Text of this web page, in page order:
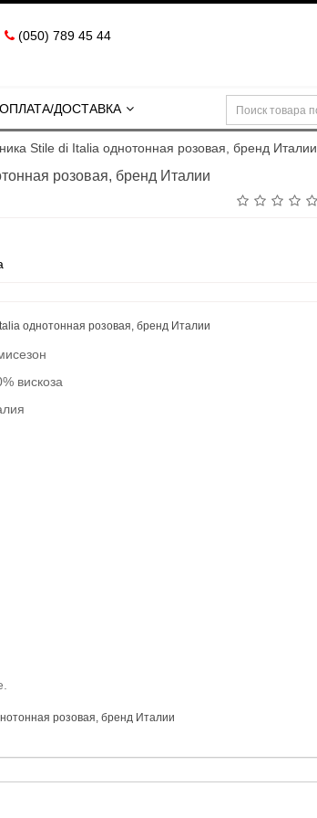
(050) 789 45 44
ОПЛАТА/ДОСТАВКА
Stile di Italia однотонная розовая, бренд Италии
розовая, бренд Италии
однотонная розовая, бренд Италии
вискоза
розовая, бренд Италии